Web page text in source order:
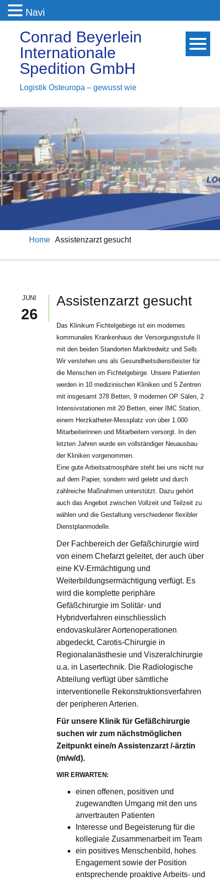
Conrad Beyerlein
Internationale
Spedition GmbH
Logistik Osteuropa – gewusst wie
Home Assistenzarzt gesucht
JUNI
26
Assistenzarzt gesucht
Das Klinikum Fichtelgebirge ist ein modernes
kommunales Krankenhaus der Versorgungsstufe II
mit den beiden Standorten Marktredwitz und Selb.
Wir verstehen uns als Gesundheitsdienstleister für
die Menschen im Fichtelgebirge. Unsere Patienten
werden in 10 medizinischen Kliniken und 5 Zentren
mit insgesamt 378 Betten, 9 modernen OP Sälen, 2
Intensivstationen mit 20 Betten, einer IMC Station,
einem Herzkatheter-Messplatz von über 1.000
Mitarbeiterinnen und Mitarbeitern versorgt. In den
letzten Jahren wurde ein vollständiger Neuausbau
der Kliniken vorgenommen.
Eine gute Arbeitsatmosphäre steht bei uns nicht nur
auf dem Papier, sondern wird gelebt und durch
zahlreiche Maßnahmen unterstützt. Dazu gehört
auch das Angebot zwischen Vollzeit und Teilzeit zu
wählen und die Gestaltung verschiedener flexibler
Dienstplanmodelle.
Der Fachbereich der Gefäßchirurgie wird
von einem Chefarzt geleitet, der auch über
eine KV-Ermächtigung und
Weiterbildungsermächtigung verfügt. Es
wird die komplette periphäre
Gefäßchirurgie im Solitär- und
Hybridverfahren einschliesslich
endovaskulärer Aortenoperationen
abgedeckt, Carotis-Chirurgie in
Regionalanästhesie und Viszeralchirurgie
u.a. in Lasertechnik. Die Radiologische
Abteilung verfügt über sämtliche
interventionelle Rekonstruktionsverfahren
der peripheren Arterien.
Für unsere Klinik für Gefäßchirurgie
suchen wir zum nächstmöglichen
Zeitpunkt eine/n Assistenzarzt /-ärztin
(m/w/d).
WIR ERWARTEN:
einen offenen, positiven und
zugewandten Umgang mit den uns
anvertrauten Patienten
Interesse und Begeisterung für die
kollegiale Zusammenarbeit im Team
ein positives Menschenbild, hohes
Engagement sowie der Position
entsprechende proaktive Arbeits- und
Navi